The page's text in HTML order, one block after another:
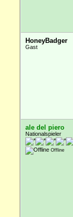
HoneyBadger
Gast
ale del piero
Nationalspieler
Offline